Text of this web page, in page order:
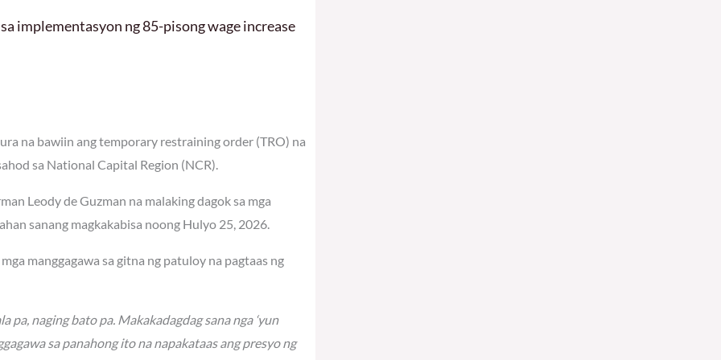
implementasyon ng 85-pisong wage increase
na bawiin ang temporary restraining order (TRO) na
sa National Capital Region (NCR).
Leody de Guzman na malaking dagok sa mga
sanang magkakabisa noong Hulyo 25, 2026.
manggagawa sa gitna ng patuloy na pagtaas ng
pa, naging bato pa. Makakadagdag sana nga ‘yun
sa panahong ito na napakataas ang presyo ng